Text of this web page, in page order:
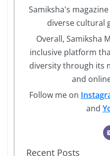
Samiksha's
diverse cultural
Overall, Samiksha
inclusive platform
diversity through its
and
Follow me on
and
Recent Posts